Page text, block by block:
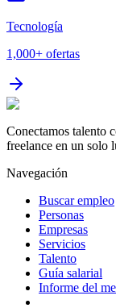
Tecnología
1,000+ ofertas
Conectamos talento
freelance en un solo
Navegación
Buscar empleo
Personas
Empresas
Servicios
Talento
Guía salarial
Informe del